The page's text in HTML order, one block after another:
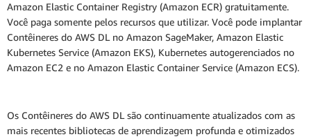
Amazon Elastic Container Registry (Amazon ECR) gratuitamente.
Você paga somente pelos recursos que utilizar. Você pode implantar
Contêineres do AWS DL no Amazon SageMaker, Amazon Elastic
Kubernetes Service (Amazon EKS), Kubernetes autogerenciados no
Amazon EC2 e no Amazon Elastic Container Service (Amazon ECS).
Os Contêineres do AWS DL são continuamente atualizados com as
mais recentes bibliotecas de aprendizagem profunda e otimizados